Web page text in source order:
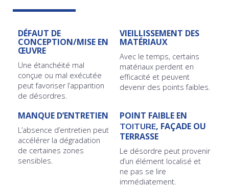
DÉFAUT DE
CONCEPTION/MISE EN
ŒUVRE
Une étanchéité mal
conçue ou mal exécutée
peut favoriser l’apparition
de désordres.
VIEILLISSEMENT DES
MATÉRIAUX
Avec le temps, certains
matériaux perdent en
efficacité et peuvent
devenir des points faibles.
MANQUE D’ENTRETIEN
L’absence d’entretien peut
accélérer la dégradation
de certaines zones
sensibles.
POINT FAIBLE EN
TOITURE, FAÇADE OU
TERRASSE
Le désordre peut provenir
d’un élément localisé et
ne pas se lire
immédiatement.